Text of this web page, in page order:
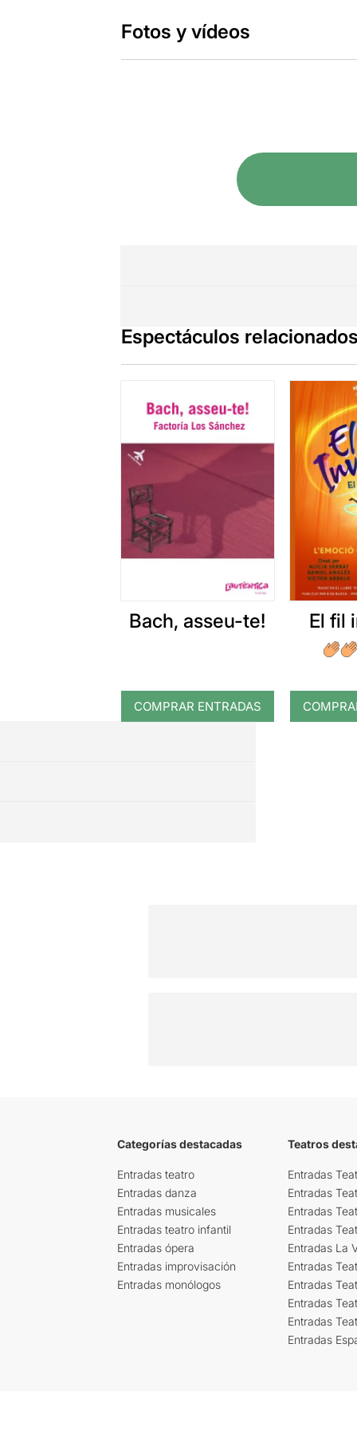
Fotos y vídeos
Espectáculos
Bach, asseu-te!
COMPRAR ENTRADAS
El fil
Categorías destacadas
Entradas teatro
Entradas danza
Entradas musicales
Entradas teatro infantil
Entradas ópera
Entradas improvisación
Entradas monólogos
Teatros
Entradas
Entradas
Entradas
Entradas
Entradas La
Entradas
Entradas
Entradas
Entradas
Entradas